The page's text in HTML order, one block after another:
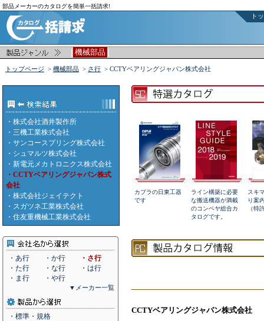
部品メーカーのカタログを簡単一括請求!
ト
| 機械部品 |
トップページ > 機械部品 > さ行 > CCTYベアリングジャパン株式会社
・ 株式会社酒井製作所
・ 三機工業株式会社
・ サンコースプリング株式会社
・ シュマルツ株式会社
・ 新電元メカトロニクス株式会社
・CCTYベアリングジャパン株式
会社
・ 株式会社ジェイテクト
・ スガツネ工業株式会社
・ 住友重機械工業株式会社
・あ行 ・か行
・さ行
・た行
・な行
・は行
・ま行
・や行
▼メーカー一覧
・標準・規格
カプラの日東工器
です
ライン構築に必要
な搬送機器が満載
のコンベヤ総合カ
タログです。
スキ
り案
（特
CCTYベアリングジャパン株式会社